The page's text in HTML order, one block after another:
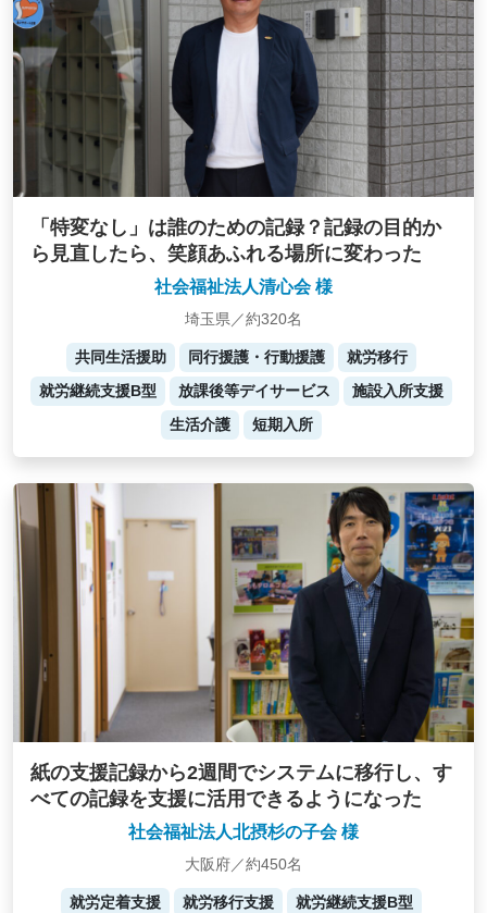
「特変なし」は誰のための記録？記録の目的か
ら見直したら、笑顔あふれる場所に変わった
社会福祉法人清心会 様
埼玉県／約320名
共同生活援助 同行援護・行動援護
就労移行
就労継続支援B型
放課後等デイサービス
施設入所支援
生活介護
短期入所
紙の支援記録から2週間でシステムに移行し、す
べての記録を支援に活用できるようになった
社会福祉法人北摂杉の子会 様
大阪府／約450名
就労定着支援 就労移行支援
就労継続支援B型